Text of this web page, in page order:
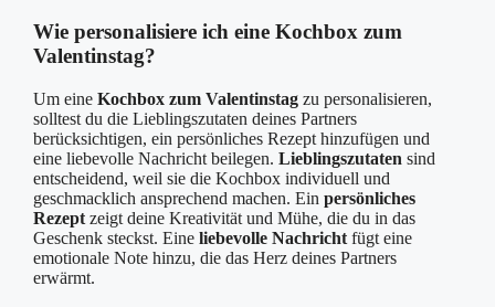
Wie personalisiere ich eine Kochbox zum
Valentinstag?
Um eine Kochbox zum Valentinstagzu personalisieren,
solltest du die Lieblingszutaten deines Partners
berücksichtigen, ein persönliches Rezept hinzufügen und
eine liebevolle Nachricht beilegen. Lieblingszutaten sind
entscheidend, weil sie die Kochbox individuell und
geschmacklich ansprechend machen. Ein persönliches
Rezeptzeigt deine Kreativität und Mühe, die du in das
Geschenk steckst. Eine liebevolle Nachrichtfügt eine
emotionale Note hinzu, die das Herz deines Partners
erwärmt.